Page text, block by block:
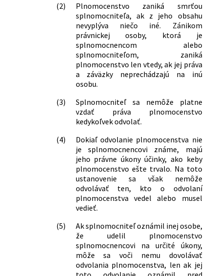
(2)
Plnomocenstvo zaniká smrťou
splnomocniteľa, ak z jeho obsahu
nevyplýva niečo iné. Zánikom
právnickej osoby, ktorá je
splnomocnencom alebo
splnomocniteľom, zaniká
plnomocenstvo len vtedy, ak jej práva
a záväzky neprechádzajú na inú
osobu.
(3)
Splnomocniteľ sa nemôže platne
vzdať práva plnomocenstvo
kedykoľvek odvolať.
(4)
Dokiaľ odvolanie plnomocenstva nie
je splnomocnencovi známe, majú
jeho právne úkony účinky, ako keby
plnomocenstvo ešte trvalo. Na toto
ustanovenie sa však nemôže
odvolávať ten, kto o odvolaní
plnomocenstva vedel alebo musel
vedieť.
(5)
Ak splnomocniteľ oznámil inej osobe,
že udelil plnomocenstvo
splnomocnencovi na určité úkony,
môže sa voči nemu dovolávať
odvolania plnomocenstva, len ak jej